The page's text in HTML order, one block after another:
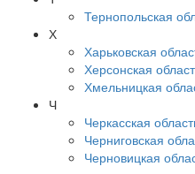
Тернопольская
Х
Харьковская
Херсонская
Хмельницкая
Ч
Черкасская
Черниговская
Черновицкая